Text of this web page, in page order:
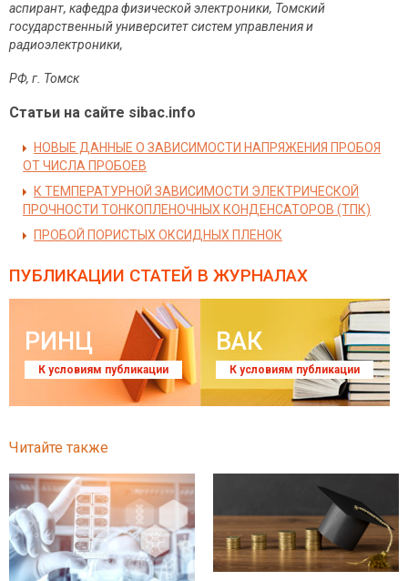
аспирант, кафедра физической электроники, Томский
государственный университет систем управления и
радиоэлектроники,
РФ, г Томск
Статьи на сайте sibac.info
НОВЫЕ ДАННЫЕ О ЗАВИСИМОСТИ НАПРЯЖЕНИЯ ПРОБОЯ
ОТ ЧИСЛА ПРОБОЕВ
К ТЕМПЕРАТУРНОЙ ЗАВИСИМОСТИ ЭЛЕКТРИЧЕСКОЙ
ПРОЧНОСТИ ТОНКОПЛЕНОЧНЫХ КОНДЕНСАТОРОВ (ТПК)
ПРОБОЙ ПОРИСТЫХ ОКСИДНЫХ ПЛЕНОК
ПУБЛИКАЦИИ СТАТЕЙ В ЖУРНАЛАХ
РИНЦ
К условиям публикации
ВАК
К условиям публикации
Читайте также